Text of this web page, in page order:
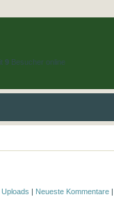
9 Besucher online
Neueste Kommentare